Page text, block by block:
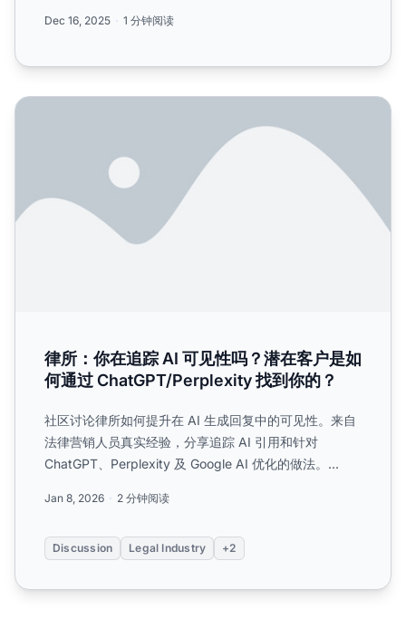
Dec 16, 2025 1 分钟阅读
律所：你在追踪 AI 可见性吗？潜在客户是如何通过
律所：你在追踪 AI 可见性吗？潜在客户是如
何通过 ChatGPT/Perplexity 找到你的？
社区讨论律所如何提升在 AI 生成回复中的可见性。来自
法律营销人员真实经验，分享追踪 AI 引用和针对
ChatGPT、Perplexity 及 Google AI 优化的做法。...
Jan 8, 2026 2 分钟阅读
Discussion Legal Industry +2